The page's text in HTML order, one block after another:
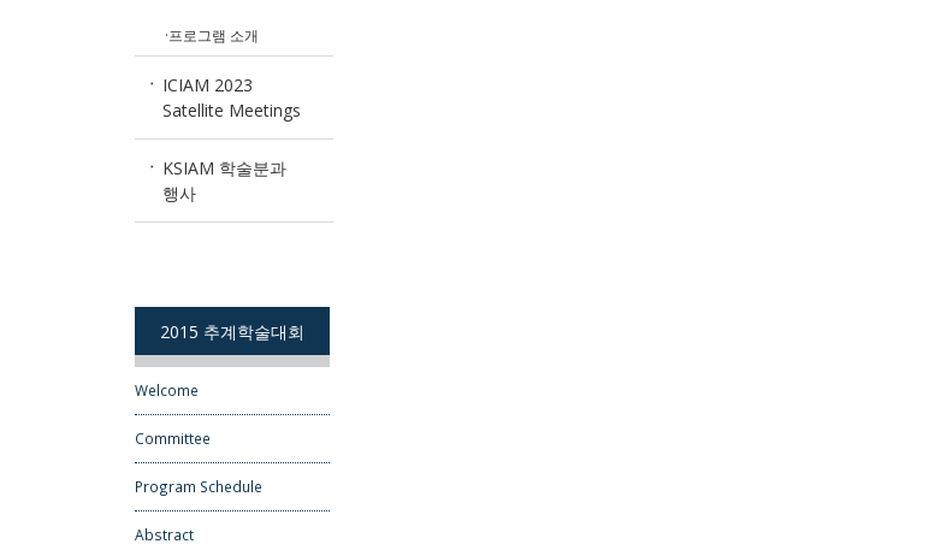
·프로그램 소개
ICIAM 2023
Satellite Meetings
KSIAM 학술분과
행사
2015 추계학술대회
Welcome
Committee
Program Schedule
Abstract